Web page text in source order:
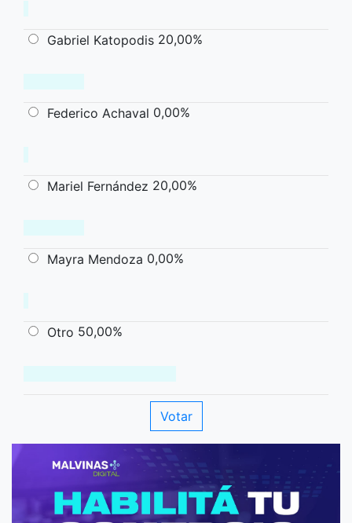
Gabriel Katopodis 20,00%
Federico Achaval 0,00%
Mariel Fernández 20,00%
Mayra Mendoza 0,00%
Otro 50,00%